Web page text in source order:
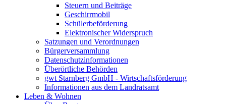
Steuern und Beiträge
Geschirrmobil
Schülerbeförderung
Elektronischer Widerspruch
Satzungen und Verordnungen
Bürgerversammlung
Datenschutzinformationen
Überörtliche Behörden
gwt Starnberg GmbH - Wirtschaftsförderung
Informationen aus dem Landratsamt
Leben & Wohnen